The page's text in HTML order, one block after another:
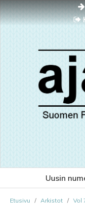
Uusin
Etusivu / Arkistot / Vol